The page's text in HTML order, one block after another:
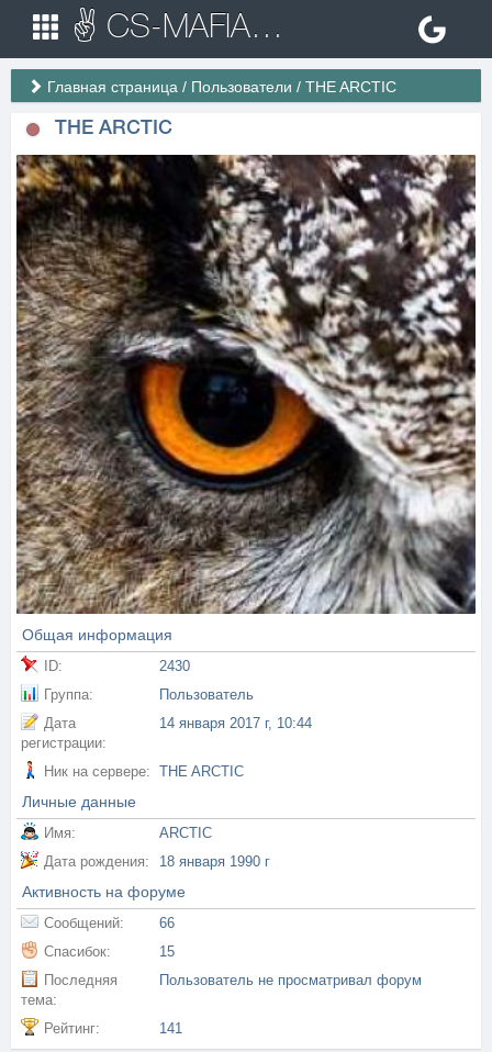
✌ CS-MAFIA.RU ✌ Игровые сервера Counter Strike 1.6
Главная страница / Пользователи / THE ARCTIC
THE ARCTIC
Общая информация
ID:
2430
Группа:
Пользователь
Дата
регистрации:
14 января 2017 г, 10:44
Ник на сервере: THE ARCTIC
Личные данные
Имя:
ARCTIC
Дата рождения:
18 января 1990 г
Активность на форуме
Сообщений:
66
Спасибок:
15
Последняя
тема:
Пользователь не просматривал форум
Рейтинг: 141